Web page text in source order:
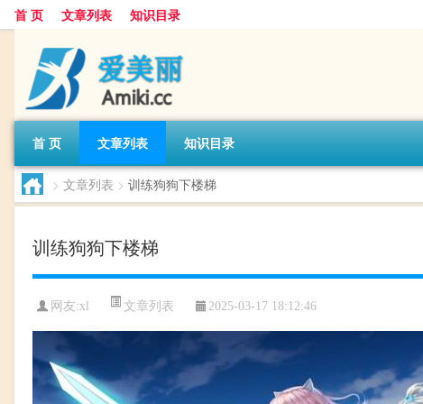
首 页 文章列表 知识目录
首 页 文章列表 知识目录
> 文章列表 > 训练狗狗下楼梯
训练狗狗下楼梯
网友:xl 文章列表 2025-03-17 18:12:46